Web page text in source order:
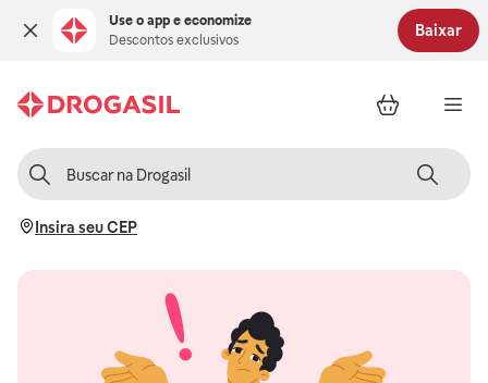
Use o app e economize
Descontos exclusivos
Baixar
Insira seu CEP